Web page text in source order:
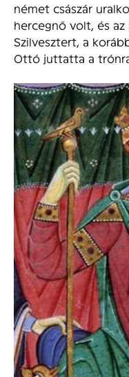
német császár
hercegnő volt, és az
Szilvesztert, a
Ottó juttatta a